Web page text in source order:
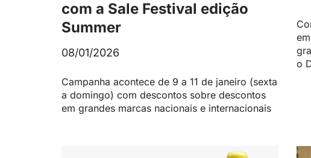
com a Sale Festival edição
Summer
08/01/2026
Campanha acontece de 9 a 11 de janeiro (sexta
a domingo) com descontos sobre descontos
em grandes marcas nacionais e internacionais
o